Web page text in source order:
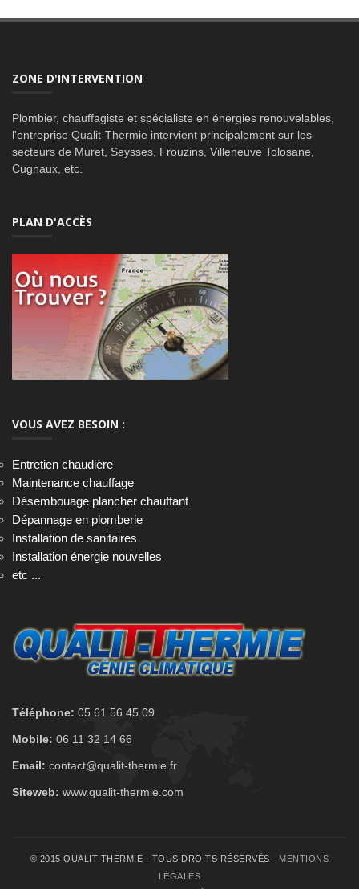
ZONE D'INTERVENTION
Plombier, chauffagiste et spécialiste en énergies renouvelables,
l'entreprise Qualit-Thermie intervient principalement sur les
secteurs de Muret, Seysses, Frouzins, Villeneuve Tolosane,
Cugnaux, etc.
PLAN D'ACCÈS
VOUS AVEZ BESOIN :
Entretien chaudière
Maintenance chauffage
Désembouage plancher chauffant
Dépannage en plomberie
Installation de sanitaires
Installation énergie nouvelles
etc ...
Téléphone: 05 61 56 45 09
Mobile: 06 11 32 14 66
Email: contact@qualit-thermie.fr
Siteweb: www.qualit-thermie.com
© 2015 QUALIT-THERMIE - TOUS DROITS RÉSERVÉS - MENTIONS
LÉGALES